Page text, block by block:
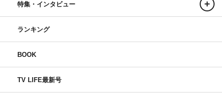
特集・インタビュー
ランキング
BOOK
TV LIFE最新号